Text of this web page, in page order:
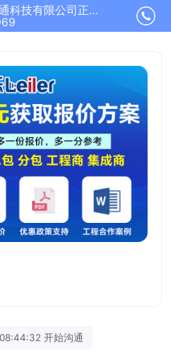
北京莱乐益通科技有限公司正在为您服务
开始沟通